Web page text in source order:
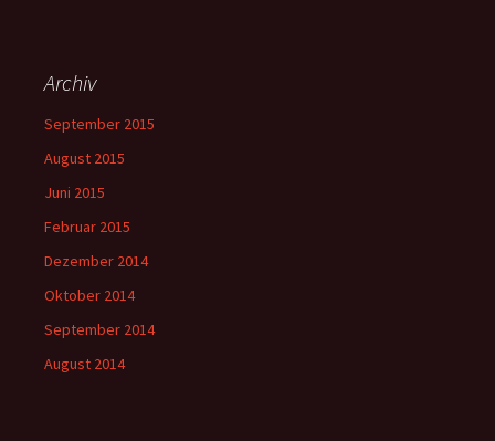
Archiv
September 2015
August 2015
Juni 2015
Februar 2015
Dezember 2014
Oktober 2014
September 2014
August 2014